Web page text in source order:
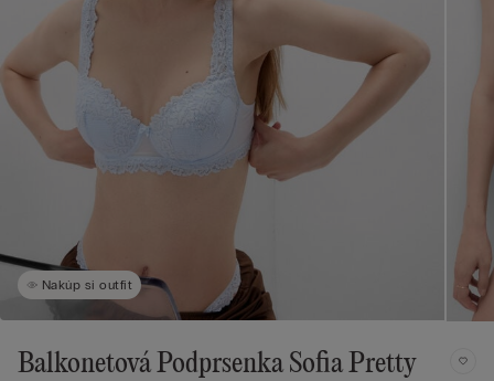
Nakúp si outfit
Balkonetová Podprsenka Sofia Pretty